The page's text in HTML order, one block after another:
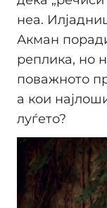
неа.
Акман
реплика, но
поважното
а кои
луѓето?